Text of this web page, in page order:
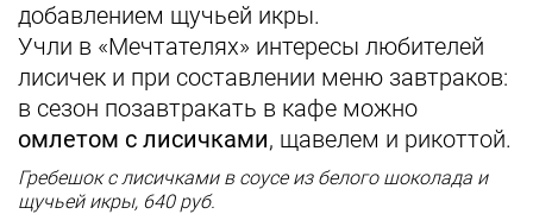
добавлением щучьей икры.
Учли в «Мечтателях» интересы любителей
лисичек и при составлении меню завтраков:
в сезон позавтракать в кафе можно
омлетом с лисичками, щавелем и рикоттой.
Гребешок с лисичками в соусе из белого шоколада и
щучьей икры, 640 руб.